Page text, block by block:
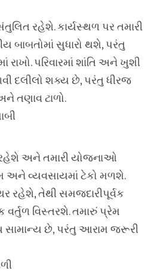
રહેશે. કાર્યસ્થળ પર તમારી
સુધારો થશે, પરંતુ
પરિવારમાં શાંતિ અને ખુશી
દલીલો શક્ય છે, પરંતુ ધીરજ
તણાવ ટાળો.
રહેશે અને તમારી યોજનાઓ
અને વ્યવસાયમાં ટેકો મળશે.
રહેશે, તેથી સમજદારીપૂર્વક
વર્તુળ વિસ્તરશે. તમારું પ્રેમ
છે, પરંતુ આરામ જરૂરી